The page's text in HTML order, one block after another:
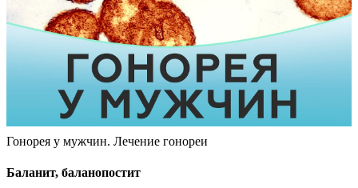
Гонорея у мужчин. Лечение гонореи
Баланит, баланопостит